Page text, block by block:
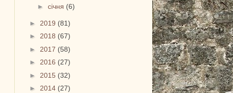
►січня (6)
► 2019 (81)
► 2018 (67)
► 2017 (58)
► 2016 (27)
► 2015 (32)
► 2014 (27)